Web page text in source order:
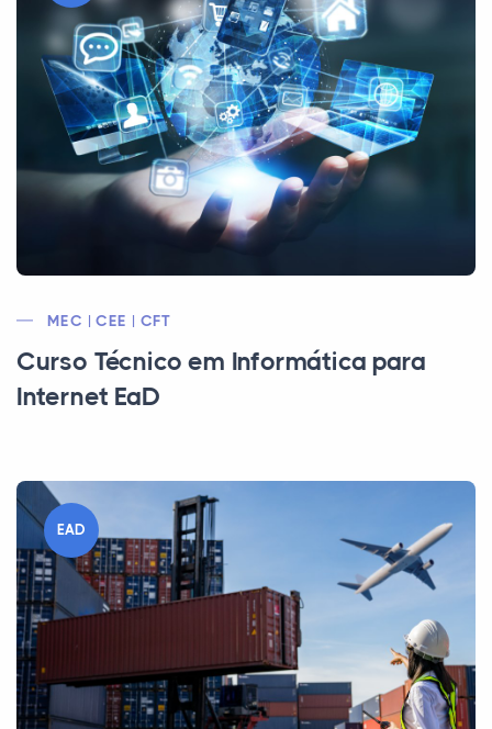
MEC | CEE | CFT
Curso Técnico em Informática para
Internet EaD
EAD